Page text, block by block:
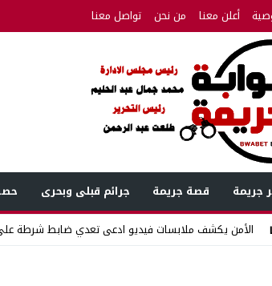
أعلن معنا من نحن تواصل معنا
جريمة قصة جريمة جرائم قبلى وبحرى
الأمن يكشف ملابسات فيديو ادعى تعدي ضابط شرطة على